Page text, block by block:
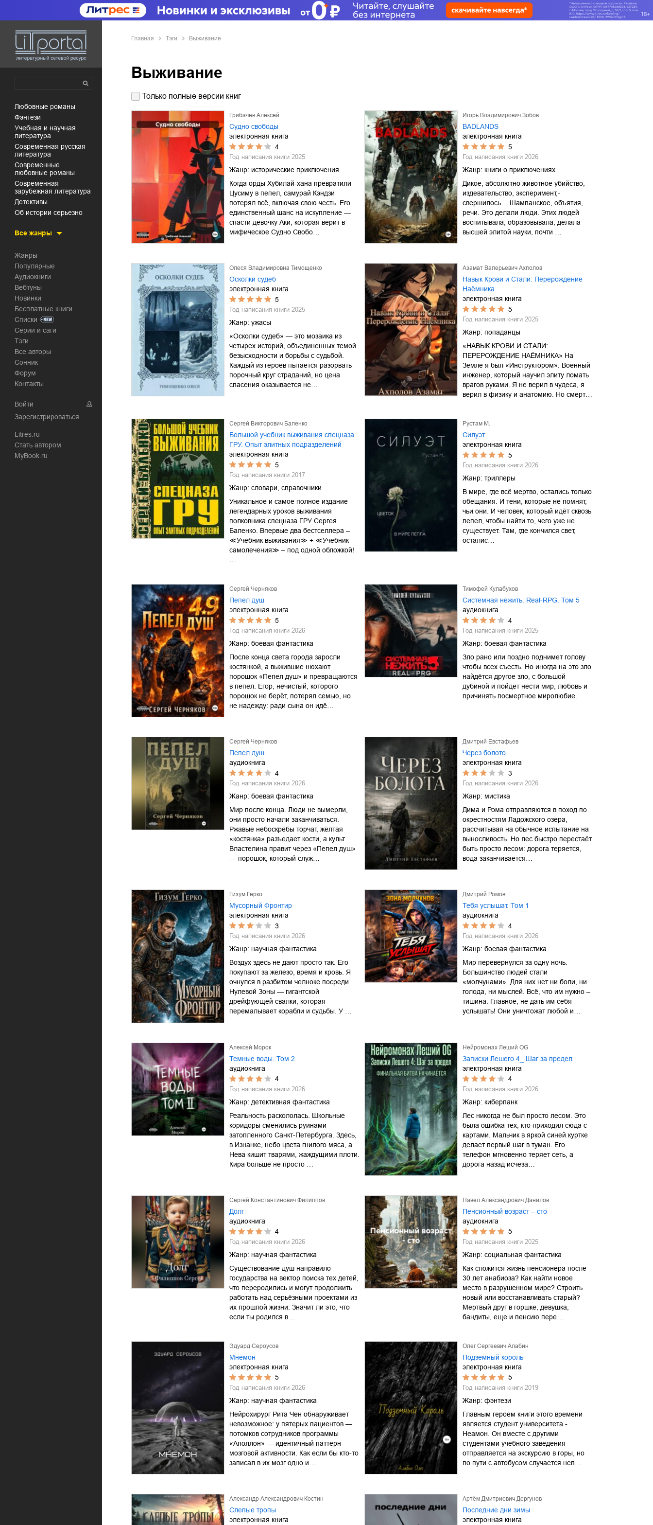
любовные романы
фэнтези
учебная и научная
литература
современная русская
литература
современные
любовные романы
современная
зарубежная литература
детективы
об истории серьезно
Все жанры
Жанры
Популярные
Аудиокниги
Вебтуны
Новинки
Бесплатные книги
Списки
Серии и саги
Тэги
Все авторы
Сонник
Форум
Контакты
Войти
Зарегистрироваться
Litres.ru
Стать автором
MyBook.ru
Главная Тэги Выживание
Выживание
Только полные версии книг
Грибачев Алексей
Судно свободы
электронная книга
4
Год написания книги 2025
Жанр: исторические приключения
Когда орды Хубилай-хана превратили
Цусиму в пепел, самурай Кэндзи
потерял всё, включая свою честь. Его
единственный шанс на искупление —
спасти девочку Аки, которая верит в
мифическое Судно Свобо…
Игорь Владимирович Зобов
BADLANDS
электронная книга
5
Год написания книги 2026
Жанр: книги о приключениях
Дикое, абсолютно животное убийство,
издевательство, эксперимент,-
свершилось… Шампанское, объятия,
речи. Это делали люди. Этих людей
воспитывала, образовывала, делала
высшей элитой науки, почти …
Олеся Владимировна Тимощенко
Осколки судеб
электронная книга
5
Год написания книги 2025
Жанр: ужасы
«Осколки судеб» — это мозаика из
четырех историй, объединенных темой
безысходности и борьбы с судьбой.
Каждый из героев пытается разорвать
порочный круг страданий, но цена
спасения оказывается не…
Азамат Валерьевич Ахполов
Навык Крови и Стали: Перерождение
Наёмника
электронная книга
5
Год написания книги 2025
Жанр: попаданцы
«НАВЫК КРОВИ И СТАЛИ:
ПЕРЕРОЖДЕНИЕ НАЁМНИКА» На
Земле я был «Инструктором». Военный
инженер, который научил элиту ломать
врагов руками. Я не верил в чудеса, я
верил в физику и анатомию. Но смерт…
Сергей Викторович Баленко
Большой учебник выживания спецназа
ГРУ. Опыт элитных подразделений
электронная книга
5
Год написания книги 2017
Жанр: словари, справочники
Уникальное и самое полное издание
легендарных уроков выживания
полковника спецназа ГРУ Сергея
Баленко. Впервые два бестселлера –
≪Учебник выживания≫ + ≪Учебник
самолечения≫ – под одной обложкой!
Рустам М.
Силуэт
электронная книга
5
Год написания книги 2026
Жанр: триллеры
В мире, где всё мертво, остались только
обещания. И тени, которые не помнят,
чьи они. И человек, который идёт сквозь
пепел, чтобы найти то, чего уже не
существует. Там, где кончился свет,
осталис…
Сергей Черняков
Пепел душ
электронная книга
5
Год написания книги 2026
Жанр: боевая фантастика
После конца света города заросли
костянкой, а выжившие нюхают
порошок «Пепел душ» и превращаются
в пепел. Егор, нечистый, которого
порошок не берёт, потерял семью, но
не надежду: ради сына он идё…
Тимофей Кулабухов
Системная нежить. Real-RPG. Том 5
аудиокнига
4
Год написания книги 2025
Жанр: боевая фантастика
Зло рано или поздно поднимет голову
чтобы всех съесть. Но иногда на это зло
найдётся другое зло, с большой
дубиной и пойдёт нести мир, любовь и
причинять посмертное миролюбие.
Сергей Черняков
Пепел душ
аудиокнига
4
Год написания книги 2026
Жанр: боевая фантастика
Мир после конца. Люди не вымерли,
они просто начали заканчиваться.
Ржавые небоскрёбы торчат, жёлтая
«костянка» разъедает кости, а культ
Властелина правит через «Пепел душ»
— порошок, который служ…
Дмитрий Евстафьев
Через болото
электронная книга
3
Год написания книги 2026
Жанр: мистика
Дима и Рома отправляются в поход по
окрестностям Ладожского озера,
рассчитывая на обычное испытание на
выносливость. Но лес быстро перестаёт
быть просто лесом: дорога теряется,
вода заканчивается…
Гизум Герко
Мусорный Фронтир
электронная книга
3
Год написания книги 2026
Жанр: научная фантастика
Воздух здесь не дают просто так. Его
покупают за железо, время и кровь. Я
очнулся в разбитом челноке посреди
Нулевой Зоны — гигантской
дрейфующей свалки, которая
перемалывает корабли и судьбы. У …
Дмитрий Ромов
Тебя услышат. Том 1
аудиокнига
4
Год написания книги 2026
Жанр: боевая фантастика
Мир перевернулся за одну ночь.
Большинство людей стали
«молчунами». Для них нет ни боли, ни
голода, ни мыслей. Всё, что им нужно –
тишина. Главное, не дать им себя
услышать! Они уничтожат любой и…
Алексей Морок
Темные воды. Том 2
аудиокнига
4
Год написания книги 2026
Жанр: детективная фантастика
Реальность раскололась. Школьные
коридоры сменились руинами
затопленного Санкт-Петербурга. Здесь,
в Изнанке, небо цвета гнилого мяса, а
Нева кишит тварями, жаждущими плоти.
Кира больше не просто …
Нейромонах Леший OG
Записки Лешего 4_ Шаг за предел
электронная книга
4
Год написания книги 2026
Жанр: киберпанк
Лес никогда не был просто лесом. Это
была ошибка тех, кто приходил сюда с
картами. Мальчик в яркой синей куртке
делает первый шаг в туман. Его
телефон мгновенно теряет сеть, а
дорога назад исчеза…
Сергей Константинович Филиппов
Долг
аудиокнига
4
Год написания книги 2026
Жанр: научная фантастика
Существование душ направило
государства на вектор поиска тех детей,
что переродились и могут продолжить
работать над серьёзными проектами из
их прошлой жизни. Значит ли это, что
если ты родился в…
Павел Александрович Данилов
Пенсионный возраст – сто
аудиокнига
5
Год написания книги 2025
Жанр: социальная фантастика
Как сложится жизнь пенсионера после
30 лет анабиоза? Как найти новое
место в разрушенном мире? Строить
новый или восстанавливать старый?
Мертвый друг в горшке, девушка,
бандиты, еще и пенсию пере…
Эдуард Сероусов
Мнемон
электронная книга
5
Год написания книги 2026
Жанр: научная фантастика
Нейрохирург Рита Чен обнаруживает
невозможное: у пятерых пациентов —
потомков сотрудников программы
«Аполлон» — идентичный паттерн
мозговой активности. Как если бы кто-то
записал в их мозг одно и…
Олег Сергеевич Алабин
Подземный король
электронная книга
5
Год написания книги 2019
Жанр: фэнтези
Главным героем книги этого времени
является студент университета -
Неамон. Он вместе с другими
студентами учебного заведения
отправляется на экскурсию в горы, но
по пути с автобусом случается неп…
Александр Александрович Костин
Слепые тропы
электронная книга
Артём Дмитриевич Дергунов
Последние дни зимы
электронная книга